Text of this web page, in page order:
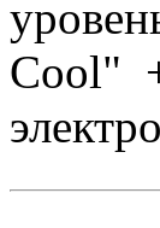
Cool"